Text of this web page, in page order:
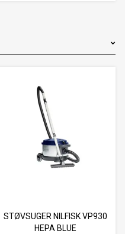
STØVSUGER NILFISK VP930
HEPA BLUE